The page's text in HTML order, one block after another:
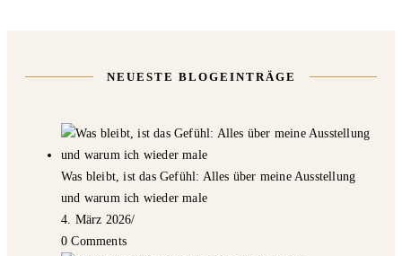
NEUESTE BLOGEINTRÄGE
Was bleibt, ist das Gefühl: Alles über meine Ausstellung
und warum ich wieder male
4. März 2026/
0 Comments